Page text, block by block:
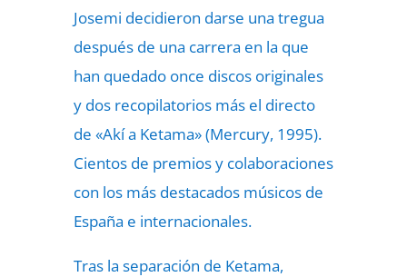
Josemi decidieron darse una tregua
después de una carrera en la que
han quedado once discos originales
y dos recopilatorios más el directo
de «Akí a Ketama» (Mercury, 1995).
Cientos de premios y colaboraciones
con los más destacados músicos de
España e internacionales.
Tras la separación de Ketama,